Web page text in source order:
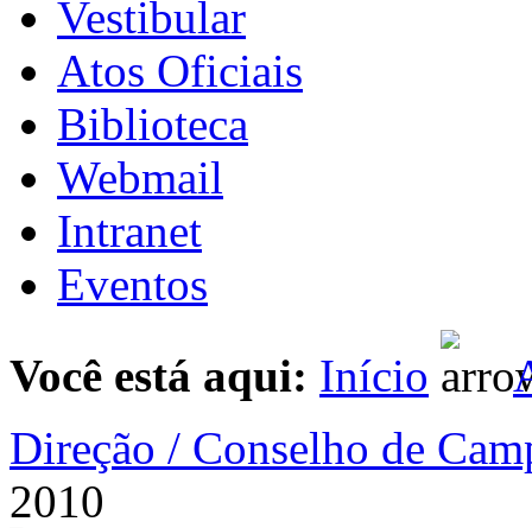
Vestibular
Atos Oficiais
Biblioteca
Webmail
Intranet
Eventos
Você está aqui: Início
Direção / Conselho de
2010